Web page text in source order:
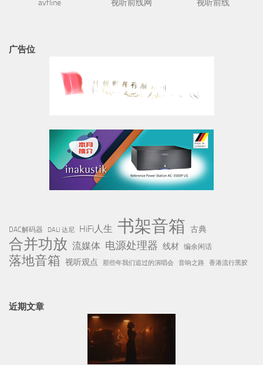
avfline 视听前线网 视听前线
广告位
DAC解码器 DALI 达尼 HiFi人生 书架音箱 古典
合并功放 流媒体 电源处理器 线材 编余闲话
落地音箱 视听观点 那些年我们追过的演唱会 音响之路 香港流行黑胶
近期文章